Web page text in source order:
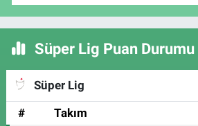
Süper Lig Puan Durumu
Süper Lig
#
Takım